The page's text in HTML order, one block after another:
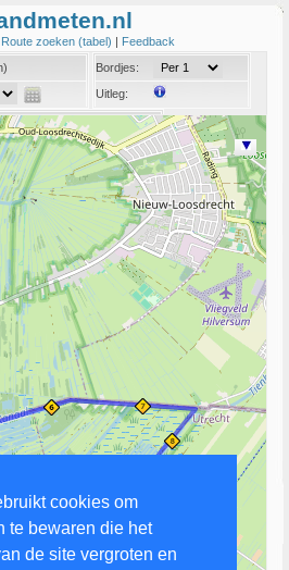
cookies om
te bewaren die het
de site vergroten en
Route zoeken (tabel) | Feedback
Bordjes:
Uitleg:
route